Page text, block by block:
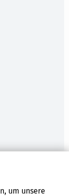
um unsere